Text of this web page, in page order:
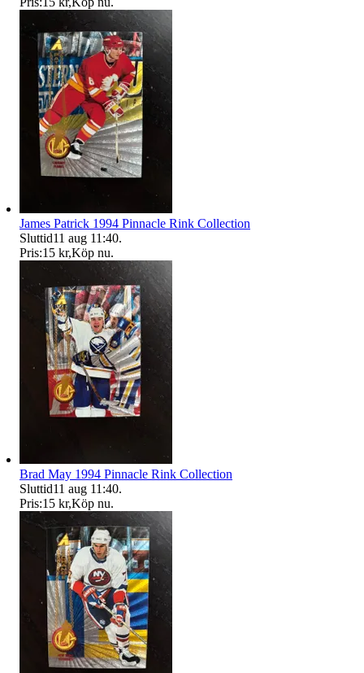
James Patrick 1994 Pinnacle Rink Collection
Sluttid11 aug 11:40.
Pris:15 kr,Köp nu.
Brad May 1994 Pinnacle Rink Collection
Sluttid11 aug 11:40.
Pris:15 kr,Köp nu.